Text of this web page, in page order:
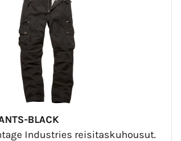
BLACK
Industries reisitaskuhousut.